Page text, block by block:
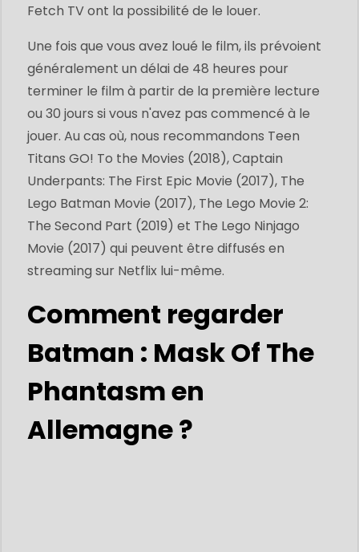
Fetch TV ont la possibilité de le louer.
Une fois que vous avez loué le film, ils prévoient
généralement un délai de 48 heures pour
terminer le film à partir de la première lecture
ou 30 jours si vous n'avez pas commencé à le
jouer. Au cas où, nous recommandons Teen
Titans GO! To the Movies (2018), Captain
Underpants: The First Epic Movie (2017), The
Lego Batman Movie (2017), The Lego Movie 2:
The Second Part (2019) et The Lego Ninjago
Movie (2017) qui peuvent être diffusés en
streaming sur Netflix lui-même.
Comment regarder
Batman : Mask Of The
Phantasm en
Allemagne ?